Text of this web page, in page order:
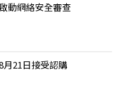
動網絡安全審查
月21日接受認購